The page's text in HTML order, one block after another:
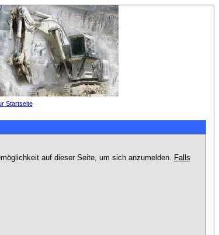
auf dieser Seite, um sich anzumelden. Falls